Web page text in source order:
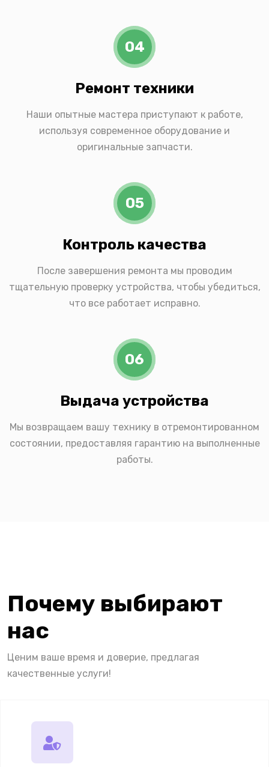
04
Ремонт техники
Наши опытные мастера приступают к работе,
используя современное оборудование и
оригинальные запчасти.
05
Контроль качества
После завершения ремонта мы проводим
тщательную проверку устройства, чтобы убедиться,
что все работает исправно.
06
Выдача устройства
Мы возвращаем вашу технику в отремонтированном
состоянии, предоставляя гарантию на выполненные
работы.
Почему выбирают
нас
Ценим ваше время и доверие, предлагая
качественные услуги!